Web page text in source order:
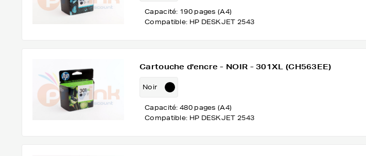
Capacité: 190 pages (A4)
Compatible: HP DESKJET 2543
Cartouche d'encre - NOIR - 301XL (CH563EE)
Noir
Capacité: 480 pages (A4)
Compatible: HP DESKJET 2543